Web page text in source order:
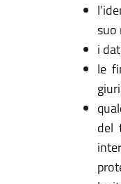
suo
i
le
del